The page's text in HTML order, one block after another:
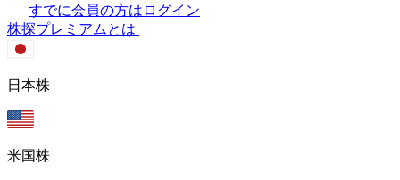
すでに会員の方はログイン
株探プレミアムとは
日本株
米国株